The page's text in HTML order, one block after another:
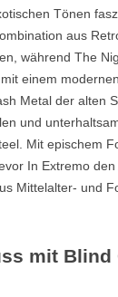
Tönen
aus
während The
einem
Metal der alten
und
Mit epischem
In Extremo
Mittelalter- und
mit Blind